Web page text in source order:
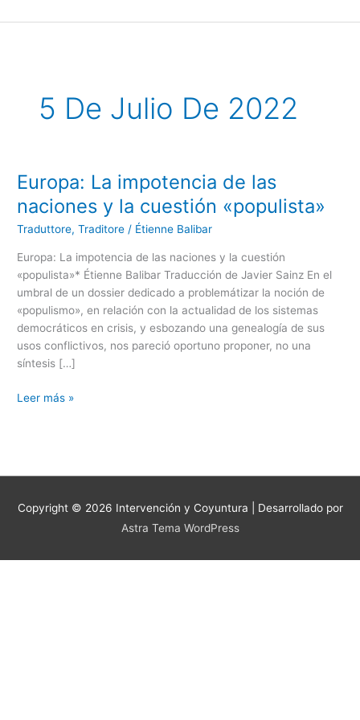
al
5 De Julio De 2022
Europa: La impotencia de las
naciones y la cuestión «populista»
Traduttore, Traditore / Étienne Balibar
Europa: La impotencia de las naciones y la cuestión
«populista»* Étienne Balibar Traducción de Javier Sainz En el
umbral de un dossier dedicado a problemátizar la noción de
«populismo», en relación con la actualidad de los sistemas
democráticos en crisis, y esbozando una genealogía de sus
usos conflictivos, nos pareció oportuno proponer, no una
síntesis […]
Europa:
impotencia
de
naciones
cuestión
Leer más »
Copyright © 2026 Intervención y Coyuntura | Desarrollado por
Astra Tema WordPress